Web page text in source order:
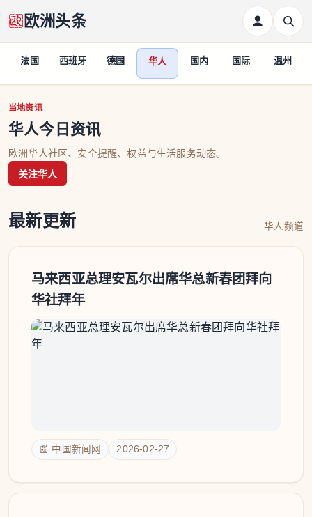
欧洲头条
法国 西班牙 德国 华人 国内 国际 温州
华人
当地资讯
华人今日资讯
欧洲华人社区、安全提醒、权益与生活服务动态。
关注华人
最新更新 华人频道
马来西亚总理安瓦尔出席华总新春团拜向
华社拜年
📰 中国新闻网 2026-02-27